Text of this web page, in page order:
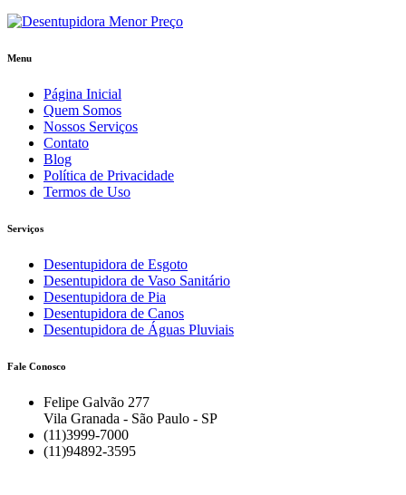
Menu
Página Inicial
Quem Somos
Nossos Serviços
Contato
Blog
Política de Privacidade
Termos de Uso
Serviços
Desentupidora de Esgoto
Desentupidora de Vaso Sanitário
Desentupidora de Pia
Desentupidora de Canos
Desentupidora de Águas Pluviais
Fale Conosco
Felipe Galvão 277
Vila Granada - São Paulo - SP
(11)3999-7000
(11)94892-3595